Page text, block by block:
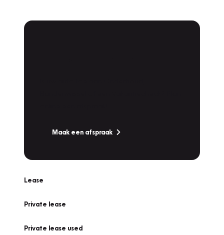
Maak een afspraak
Lease
Private lease
Private lease used